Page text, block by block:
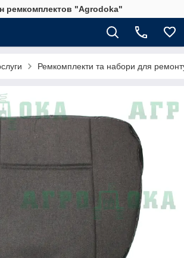
ремкомплектов "Agrodoka"
Ремкомплекти та набори для